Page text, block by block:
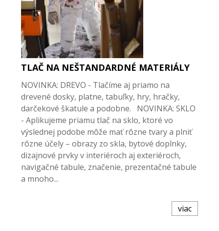
TLAČ NA NEŠTANDARDNÉ MATERIÁLY
NOVINKA: DREVO - Tlačíme aj priamo na
drevené dosky, platne, tabuľky, hry, hračky,
darčekové škatule a podobne. NOVINKA: SKLO
- Aplikujeme priamu tlač na sklo, ktoré vo
výslednej podobe môže mať rôzne tvary a plniť
rôzne účely – obrazy zo skla, bytové doplnky,
dizajnové prvky v interiéroch aj exteriéroch,
navigačné tabule, značenie, prezentačné tabule
a mnoho...
viac